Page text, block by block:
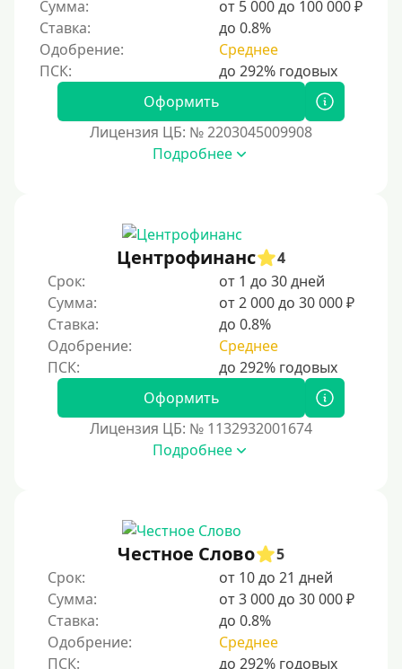
Сумма:
от 5 000 до 100 000 ₽
Ставка:
до 0.8%
Одобрение:
Среднее
Оформить
Лицензия ЦБ: № 2203045009908
Подробнее
Центрофинанс
4
Срок:
от 1 до 30 дней
Сумма:
от 2 000 до 30 000 ₽
Ставка:
до 0.8%
Одобрение:
Среднее
Оформить
Лицензия ЦБ: № 1132932001674
Подробнее
Честное Слово
5
Срок:
от 10 до 21 дней
Сумма:
от 3 000 до 30 000 ₽
Ставка:
до 0.8%
Одобрение:
Среднее